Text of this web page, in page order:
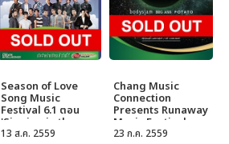
Season of Love
Song Music
Festival 6.1 ตอน
'Singing in the
rain'
13 ส.ค. 2559
Chang Music
Connection
Presents Runaway
Music Festival
23 ก.ค. 2559